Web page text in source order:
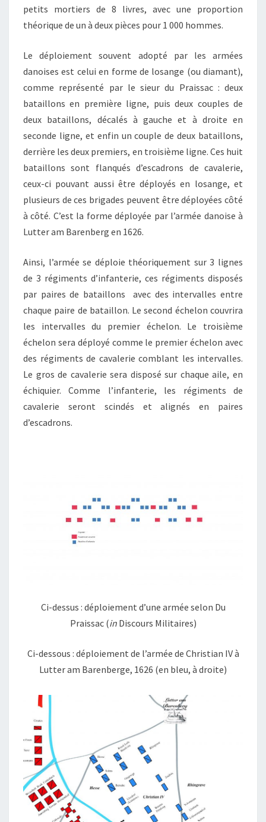
petits mortiers de 8 livres, avec une proportion
théorique de un à deux pièces pour 1 000 hommes.
Le déploiement souvent adopté par les armées
danoises est celui en forme de losange (ou diamant),
comme représenté par le sieur du Praissac : deux
bataillons en première ligne, puis deux couples de
deux bataillons, décalés à gauche et à droite en
seconde ligne, et enfin un couple de deux bataillons,
derrière les deux premiers, en troisième ligne. Ces huit
bataillons sont flanqués d’escadrons de cavalerie,
ceux-ci pouvant aussi être déployés en losange, et
plusieurs de ces brigades peuvent être déployées côté
à côté. C’est la forme déployée par l’armée danoise à
Lutter am Barenberg en 1626.
Ainsi, l’armée se déploie théoriquement sur 3 lignes
de 3 régiments d’infanterie, ces régiments disposés
par paires de bataillons avec des intervalles entre
chaque paire de bataillon. Le second échelon couvrira
les intervalles du premier échelon. Le troisième
échelon sera déployé comme le premier échelon avec
des régiments de cavalerie comblant les intervalles.
Le gros de cavalerie sera disposé sur chaque aile, en
échiquier. Comme l’infanterie, les régiments de
cavalerie seront scindés et alignés en paires
d’escadrons.
Ci-dessus : déploiement d’une armée selon Du
Praissac (in Discours Militaires)
Ci-dessous : déploiement de l’armée de Christian IV à
Lutter am Barenberge, 1626 (en bleu, à droite)